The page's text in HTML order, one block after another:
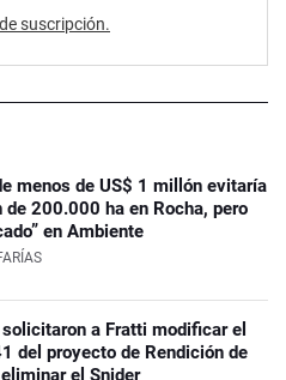
suscripción.
menos de US$ 1 millón evitaría
de 200.000 ha en Rocha, pero
en Ambiente
a Fratti modificar el
del proyecto de Rendición de
el Snider